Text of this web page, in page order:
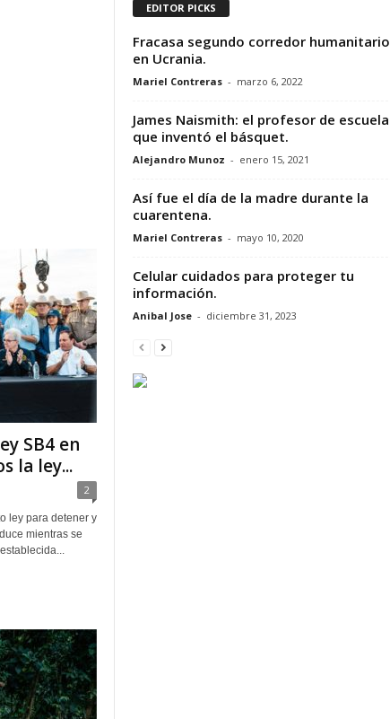
SB4 en
la ley...
2
ley para detener y
mientras se
EDITOR PICKS
Fracasa segundo corredor humanitario
en Ucrania.
Mariel Contreras - marzo 6, 2022
James Naismith: el profesor de escuela
que inventó el básquet.
Alejandro Munoz - enero 15, 2021
Así fue el día de la madre durante la
cuarentena.
Mariel Contreras - mayo 10, 2020
Celular cuidados para proteger tu
información.
Anibal Jose - diciembre 31, 2023